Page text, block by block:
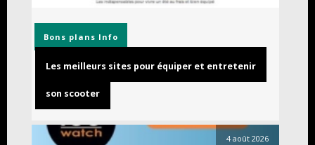
Bons plans Info
Les meilleurs sites pour équiper et entretenir
son scooter
4 août 2026